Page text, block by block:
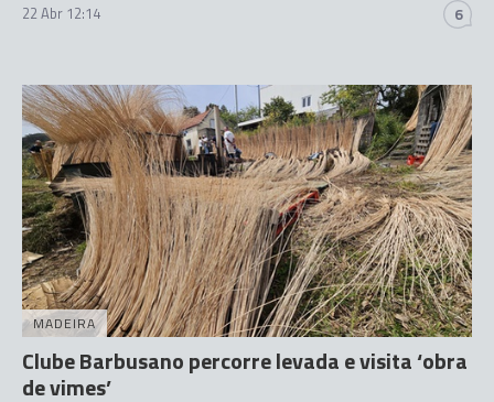
22 Abr 12:14 6
MADEIRA
Clube Barbusano percorre levada e visita ‘obra
de vimes’